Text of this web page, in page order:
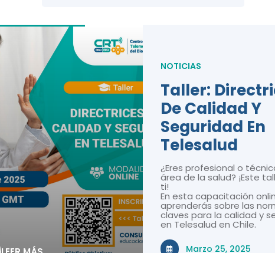
NOTICIAS
Taller:
De Calidad Y
Seguridad En
Telesalud
¿Eres profesional o
área de la salud? ¡Este
ti!
En esta capacitación
aprenderás sobre las
claves para la calidad y
en Telesalud en Chile.
Marzo 25, 2025